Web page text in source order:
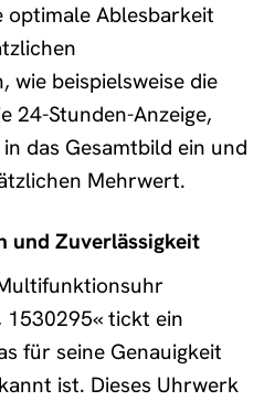
Ablesbarkeit
wie beispielsweise die
24-Stunden-Anzeige,
das Gesamtbild ein und
Mehrwert.
und Zuverlässigkeit
1530295« tickt ein
für seine Genauigkeit
ist. Dieses Uhrwerk